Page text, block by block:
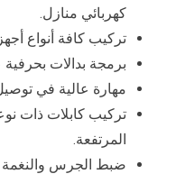
كهربائي منازل.
تركيب كافة أنواع
برمجة بدالات بحرفية
مهارة عالية في
تركيب كابلات ذات
المرتفعة.
ضبط الجرس والنغمة